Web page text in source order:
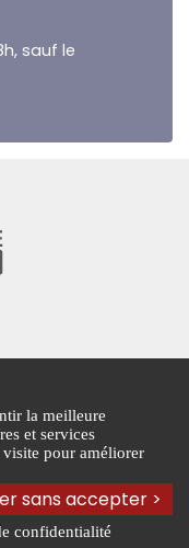
sauf le
la meilleure
et services
visite pour améliorer
sans accepter >
confidentialité